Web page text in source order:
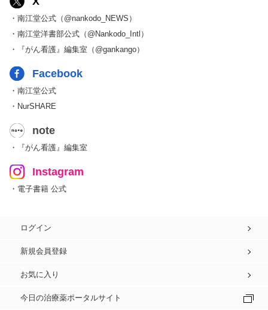
・南江堂公式（@nankodo_NEWS）
・南江堂洋書部公式（@Nankodo_Intl）
・『がん看護』編集室（@gankango）
Facebook
・南江堂公式
・NurSHARE
note
・『がん看護』編集室
Instagram
・電子書籍 公式
ログイン
新規会員登録
お気に入り
今日の治療薬ポータルサイト